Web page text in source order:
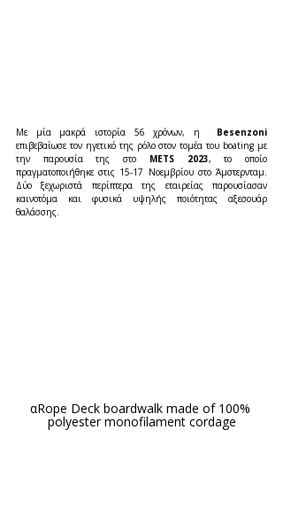
Με μία μακρά ιστορία 56 χρόνων, η Besenzoni
επιβεβαίωσε τον ηγετικό της ρόλο στον τομέα του boating με
την παρουσία της στο METS 2023, το οποίο
πραγματοποιήθηκε στις 15-17 Νοεμβρίου στο Άμστερνταμ.
Δύο ξεχωριστά περίπτερα της εταιρείας παρουσίασαν
καινοτόμα και φυσικά υψηλής ποιότητας αξεσουάρ
θαλάσσης.
αRope Deck boardwalk made of 100%
polyester monofilament cordage